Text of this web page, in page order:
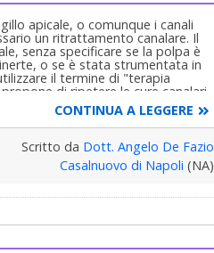
apicale, o comunque i canali
un ritrattamento canalare. Il
senza specificare se la polpa è
o se è stata strumentata in
il termine di "terapia
di ripetere le cure canalari
alla mano, si faccia
ritrattare e ricostruire questi denti
CONTINUA A LEGGERE
Scritto da Dott. Angelo De Fazio
Casalnuovo di Napoli (NA)